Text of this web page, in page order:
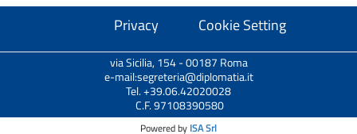
Privacy Cookie Setting
via Sicilia, 154 - 00187 Roma
e-mail:segreteria@diplomatia.it
Tel. +39.06.42020028
C.F. 97108390580
Powered by ISA Srl